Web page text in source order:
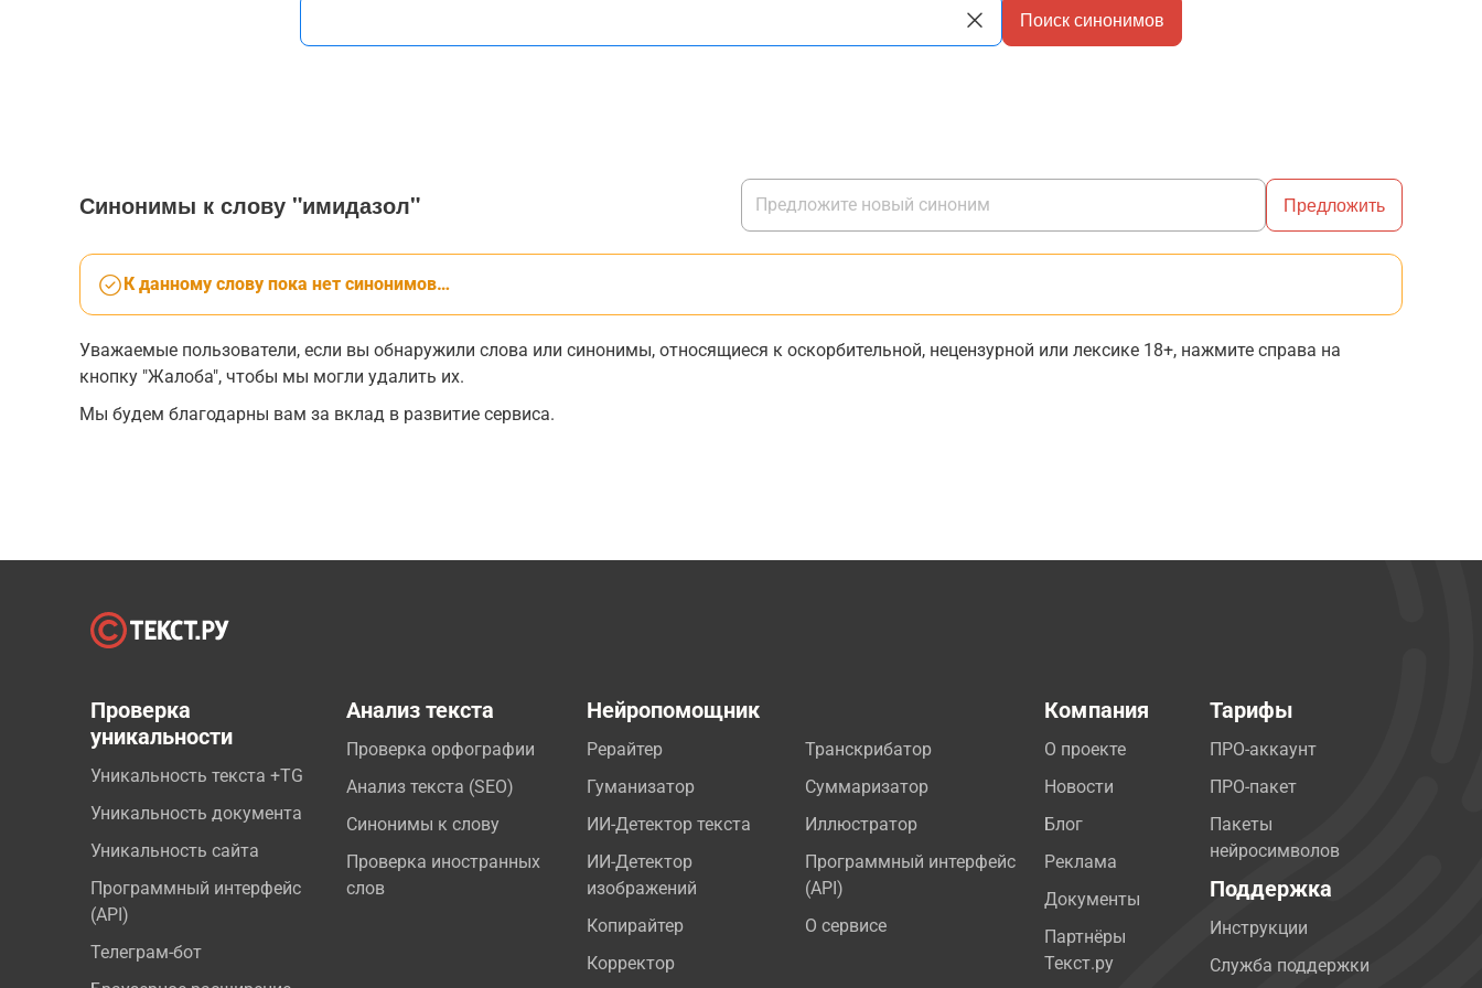
Поиск синонимов
Синонимы к слову "имидазол" Предложить
К данному слову пока нет синонимов…
Уважаемые пользователи, если вы обнаружили слова или синонимы, относящиеся к оскорбительной, нецензурной или лексике 18+, нажмите справа на
кнопку "Жалоба", чтобы мы могли удалить их.
Мы будем благодарны вам за вклад в развитие сервиса.
Проверка
уникальности
Уникальность текста +TG
Уникальность документа
Уникальность сайта
Программный интерфейс
(API)
Телеграм-бот
Анализ текста
Проверка орфографии
Анализ текста (SEO)
Синонимы к слову
Проверка иностранных
слов
Нейропомощник
Рерайтер
Гуманизатор
ИИ-Детектор текста
ИИ-Детектор
изображений
Копирайтер
Корректор
Транскрибатор
Суммаризатор
Иллюстратор
Программный интерфейс
(API)
О сервисе
Компания
О проекте
Новости
Блог
Реклама
Документы
Партнёры
Текст.ру
Тарифы
ПРО-аккаунт
ПРО-пакет
Пакеты
нейросимволов
Поддержка
Инструкции
Служба поддержки